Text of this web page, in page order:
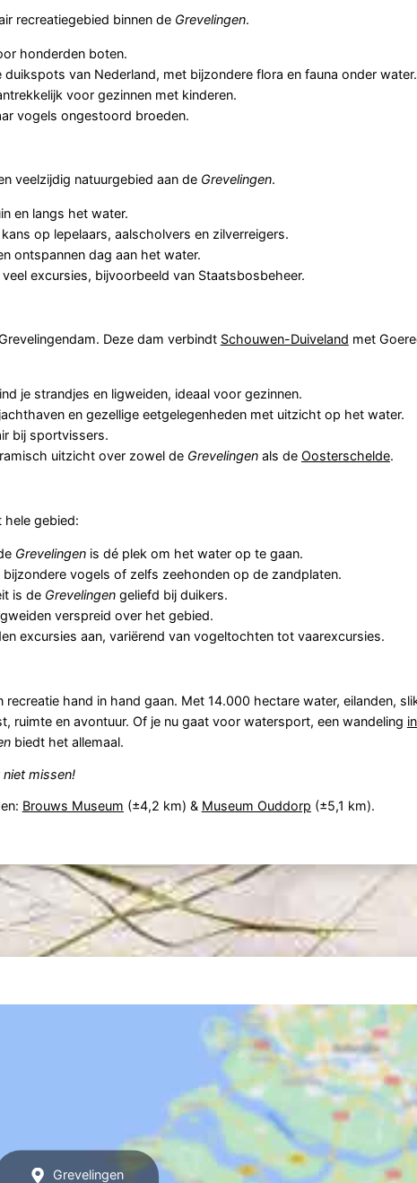
recreatiegebied binnen de Grevelingen.
honderden boten.
van Nederland, met bijzondere flora en fauna onder water.
voor gezinnen met kinderen.
vogels ongestoord broeden.
veelzijdig natuurgebied aan de Grevelingen.
en langs het water.
op lepelaars, aalscholvers en zilverreigers.
ontspannen dag aan het water.
excursies, bijvoorbeeld van Staatsbosbeheer.
Deze dam verbindt Schouwen-Duiveland met
je strandjes en ligweiden, ideaal voor gezinnen.
en gezellige eetgelegenheden met uitzicht op het water.
bij sportvissers.
uitzicht over zowel de Grevelingenals de Oosterschelde.
hele gebied:
Grevelingenis dé plek om het water op te gaan.
vogels of zelfs zeehonden op de zandplaten.
is de Grevelingengeliefd bij duikers.
verspreid over het gebied.
excursies aan, variërend van vogeltochten tot vaarexcursies.
hand in hand gaan. Met 14.000 hectare water, eilanden,
ruimte en avontuur. Of je nu gaat voor watersport, een wandeling
biedt het allemaal.
missen!
Brouws Museum (±4,2 km) & Museum Ouddorp (±5,1 km).
Grevelingen